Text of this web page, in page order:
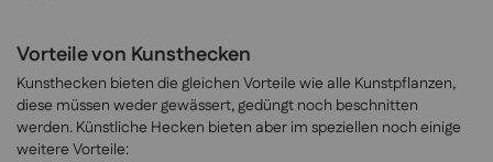
Vorteile von Kunsthecken
Kunsthecken bieten die gleichen Vorteile wie alle Kunstpflanzen,
diese müssen weder gewässert, gedüngt noch beschnitten
werden. Künstliche Hecken bieten aber im speziellen noch einige
weitere Vorteile: